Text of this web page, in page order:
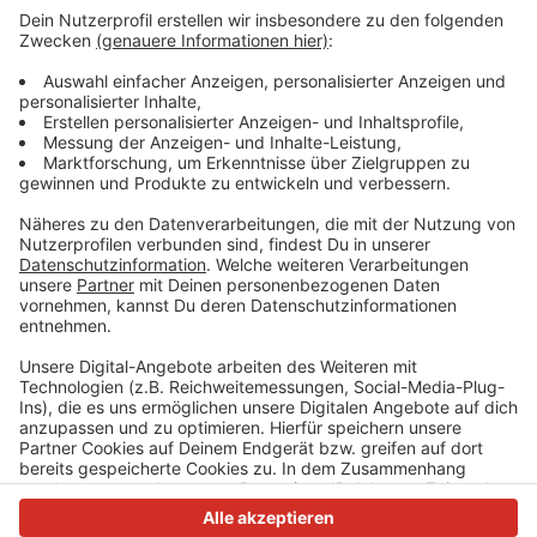
etwas gefeiert und wieder andere haben sich selbst
gewählt - Friedrich Merz muss jetzt irgendwie eine
funktionierende Regierung auf die Beine stellen. Und
wenn wir doch eins aus den ganzen Schul- und
Kindergarten-Gruppen gelernt haben, organisieren geht
Anzeige
Anzeige